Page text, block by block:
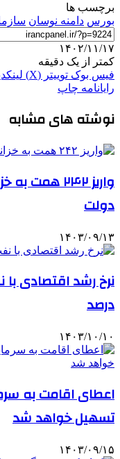
برچسب ها
بورس دامنه نوسان
۱۴۰۲/۱۱/۱۷
کمتر از یک دقیقه
فیس بوک توییتر (X)
رایانامه چاپ
نوشته های مشابه
واریز ۲۴۲
دولت
۱۴۰۳/۰۹/۱۳
درصد
۱۴۰۳/۱۰/۱۰
اعطای اقامت به
تسهیل خواهد شد
۱۴۰۳/۰۹/۱۵